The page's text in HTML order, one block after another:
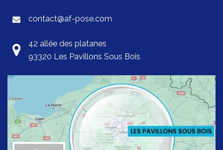
contact@af-pose.com
42 allée des platanes
93320 Les Pavillons Sous Bois